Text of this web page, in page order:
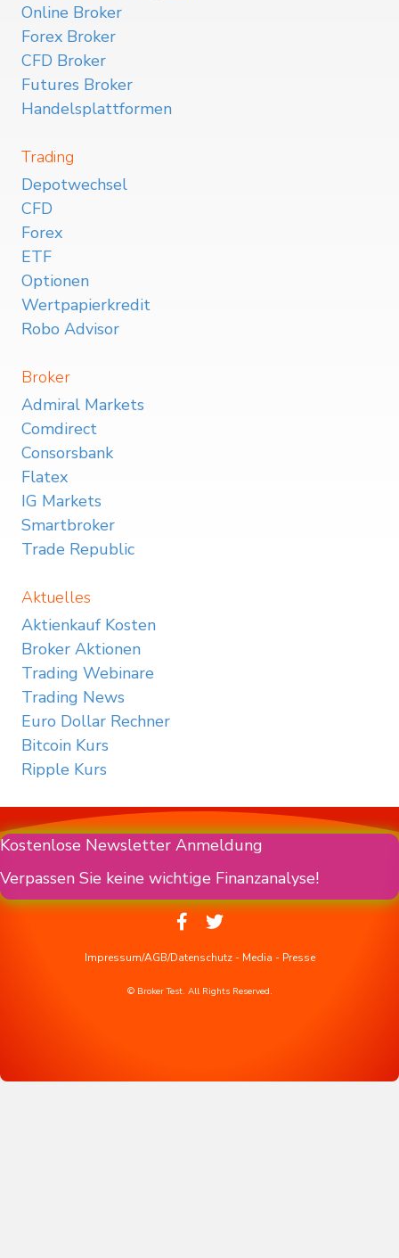
Online Broker
Forex Broker
CFD Broker
Futures Broker
Handelsplattformen
Trading
Depotwechsel
CFD
Forex
ETF
Optionen
Wertpapierkredit
Robo Advisor
Broker
Admiral Markets
Comdirect
Consorsbank
Flatex
IG Markets
Smartbroker
Trade Republic
Aktuelles
Aktienkauf Kosten
Broker Aktionen
Trading Webinare
Trading News
Euro Dollar Rechner
Bitcoin Kurs
Ripple Kurs
Kostenlose Newsletter Anmeldung
Verpassen Sie keine wichtige Finanzanalyse!
Impressum/AGB/Datenschutz- Media - Presse
© Broker Test. All Rights Reserved.